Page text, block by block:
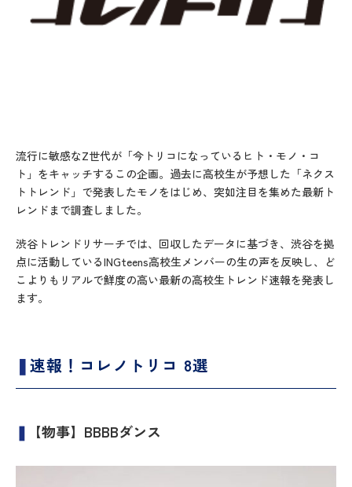
流行に敏感なZ世代が「今トリコになっているヒト・モノ・コ
ト」をキャッチするこの企画。過去に高校生が予想した「ネクス
トトレンド」で発表したモノをはじめ、突如注目を集めた最新ト
レンドまで調査しました。
渋谷トレンドリサーチでは、回収したデータに基づき、渋谷を拠
点に活動しているINGteens高校生メンバーの生の声を反映し、ど
こよりもリアルで鮮度の高い最新の高校生トレンド速報を発表し
ます。
❚速報！コレノトリコ 8選
❚ 【物事】BBBBダンス